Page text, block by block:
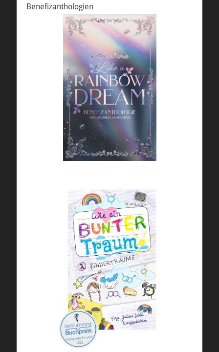
Benefizanthologien